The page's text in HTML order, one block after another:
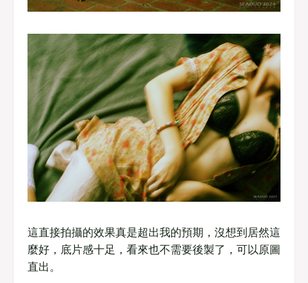
這直接拍攝的效果真是超出我的預期，沒想到居然這
麼好，底片感十足，看來也不需要後製了，可以原圖
直出。